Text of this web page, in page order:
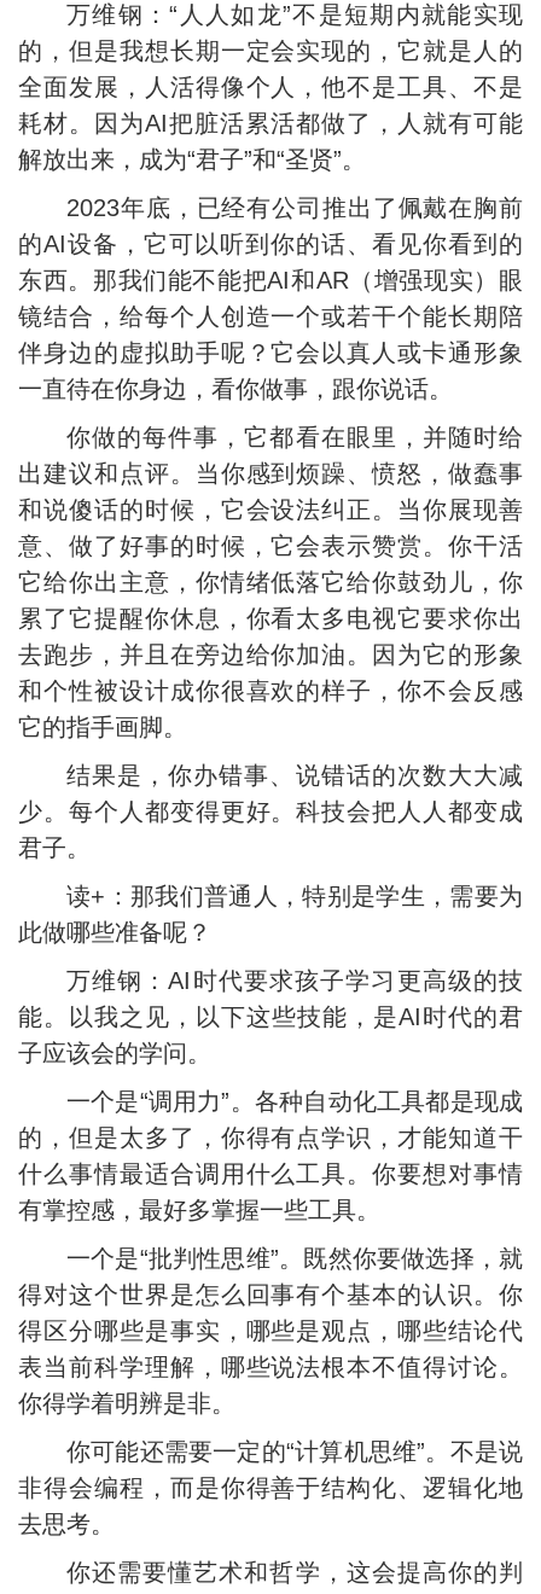
万维钢：“人人如龙”不是短期内就能实现
的，但是我想长期一定会实现的，它就是人的
全面发展，人活得像个人，他不是工具、不是
耗材。因为AI把脏活累活都做了，人就有可能
解放出来，成为“君子”和“圣贤”。
2023年底，已经有公司推出了佩戴在胸前
的AI设备，它可以听到你的话、看见你看到的
东西。那我们能不能把AI和AR（增强现实）眼
镜结合，给每个人创造一个或若干个能长期陪
伴身边的虚拟助手呢？它会以真人或卡通形象
一直待在你身边，看你做事，跟你说话。
你做的每件事，它都看在眼里，并随时给
出建议和点评。当你感到烦躁、愤怒，做蠢事
和说傻话的时候，它会设法纠正。当你展现善
意、做了好事的时候，它会表示赞赏。你干活
它给你出主意，你情绪低落它给你鼓劲儿，你
累了它提醒你休息，你看太多电视它要求你出
去跑步，并且在旁边给你加油。因为它的形象
和个性被设计成你很喜欢的样子，你不会反感
它的指手画脚。
结果是，你办错事、说错话的次数大大减
少。每个人都变得更好。科技会把人人都变成
君子。
读+：那我们普通人，特别是学生，需要为
此做哪些准备呢？
万维钢：AI时代要求孩子学习更高级的技
能。以我之见，以下这些技能，是AI时代的君
子应该会的学问。
一个是“调用力”。各种自动化工具都是现成
的，但是太多了，你得有点学识，才能知道干
什么事情最适合调用什么工具。你要想对事情
有掌控感，最好多掌握一些工具。
一个是“批判性思维”。既然你要做选择，就
得对这个世界是怎么回事有个基本的认识。你
得区分哪些是事实，哪些是观点，哪些结论代
表当前科学理解，哪些说法根本不值得讨论。
你得学着明辨是非。
你可能还需要一定的“计算机思维”。不是说
非得会编程，而是你得善于结构化、逻辑化地
去思考。
你还需要懂艺术和哲学，这会提高你的判